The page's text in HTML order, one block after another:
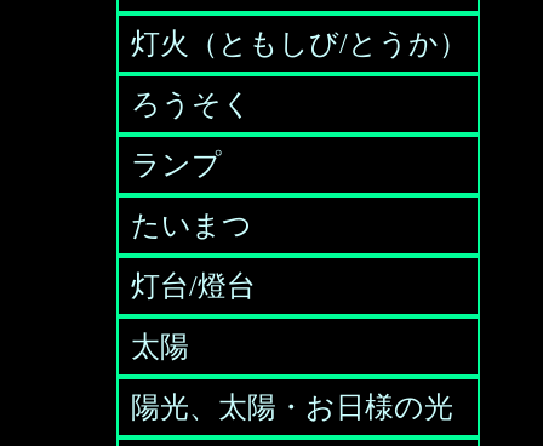
灯火（ともしび/とうか）
ろうそく
ランプ
たいまつ
灯台/燈台
太陽
陽光、太陽・お日様の光